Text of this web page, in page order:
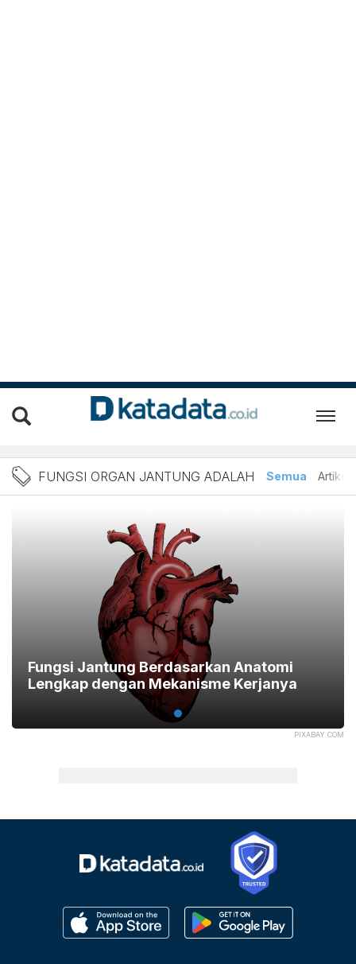
Berita Fungsi Organ
FUNGSI ORGAN JANTUNG ADALAH Semua Artikel
PIXABAY.COM
Fungsi Jantung Berdasarkan Anatomi
Lengkap dengan Mekanisme Kerjanya